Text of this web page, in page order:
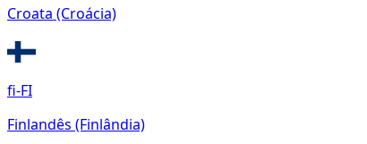
Croata (Croácia)
fi-FI
Finlandês (Finlândia)